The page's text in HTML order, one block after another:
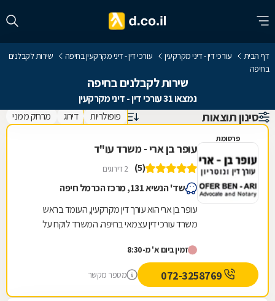
דף הבית עורכי דין - דיני מקרקעין עורכי דין - דיני מקרקעין בחיפה
שירות לקבלנים
בחיפה
שירות לקבלנים בחיפה
נמצאו 31 עורכי דין - דיני מקרקעין
סינון תוצאות פופולריות דירוג מרחק ממני
פרסומת
עופר בן ארי - משרד עו"ד
(5) 2 דירוגים
שד' הנשיא 131, מרכז הכרמל חיפה
עופר בן ארי הוא עורך דין מקרקעין, העומד בראש
משרד עורכי דין עצמאי בחיפה. המשרד לוקח על
ובכלל זה...
זמין ביום א' מ-8:30
מספר מקשר